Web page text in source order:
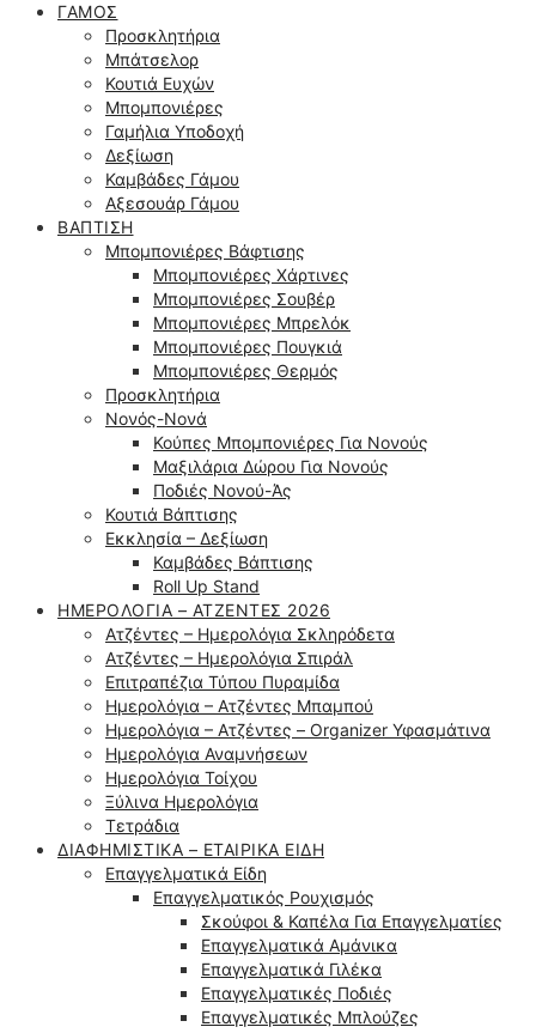
ΓΆΜΟΣ
Προσκλητήρια
Μπάτσελορ
Κουτιά Ευχών
Μπομπονιέρες
Γαμήλια Υποδοχή
Δεξίωση
Καμβάδες Γάμου
Αξεσουάρ Γάμου
ΒΆΠΤΙΣΗ
Μπομπονιέρες Βάφτισης
Μπομπονιέρες Χάρτινες
Μπομπονιέρες Σουβέρ
Μπομπονιέρες Μπρελόκ
Μπομπονιέρες Πουγκιά
Μπομπονιέρες Θερμός
Προσκλητήρια
Νονός-Νονά
Κούπες Μπομπονιέρες Για Νονούς
Μαξιλάρια Δώρου Για Νονούς
Ποδιές Νονού-Άς
Κουτιά Βάπτισης
Εκκλησία – Δεξίωση
Καμβάδες Βάπτισης
Roll Up Stand
ΗΜΕΡΟΛΌΓΙΑ – ΑΤΖΈΝΤΕΣ 2026
Ατζέντες – Ημερολόγια Σκληρόδετα
Ατζέντες – Ημερολόγια Σπιράλ
Επιτραπέζια Τύπου Πυραμίδα
Ημερολόγια – Ατζέντες Μπαμπού
Ημερολόγια – Ατζέντες – Organizer Υφασμάτινα
Ημερολόγια Αναμνήσεων
Ημερολόγια Τοίχου
Ξύλινα Ημερολόγια
Τετράδια
ΔΙΑΦΗΜΙΣΤΙΚΆ – ΕΤΑΙΡΙΚΆ ΕΊΔΗ
Επαγγελματικά Είδη
Επαγγελματικός Ρουχισμός
Σκούφοι & Καπέλα Για Επαγγελματίες
Επαγγελματικά Αμάνικα
Επαγγελματικά Γιλέκα
Επαγγελματικές Ποδιές
Επαγγελματικές Μπλούζες